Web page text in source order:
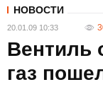
НОВОСТИ
20.01.09 10:33
Вентиль
газ